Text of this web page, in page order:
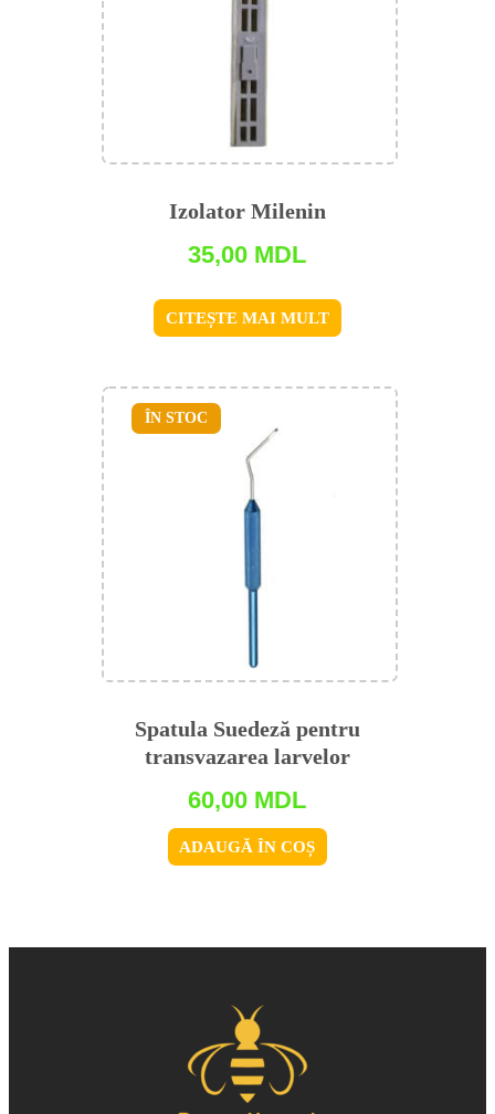
Izolator Milenin
35,00 MDL
CITEȘTE MAI MULT
Spatula Suedeză pentru
transvazarea larvelor
60,00 MDL
ADAUGĂ ÎN COȘ
ÎN STOC